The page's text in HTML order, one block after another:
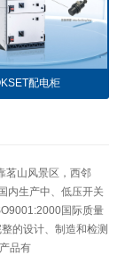
配电柜
茗山风景区，西邻
内生产中、低压开关
国际质量
的设计、制造和检测
品有